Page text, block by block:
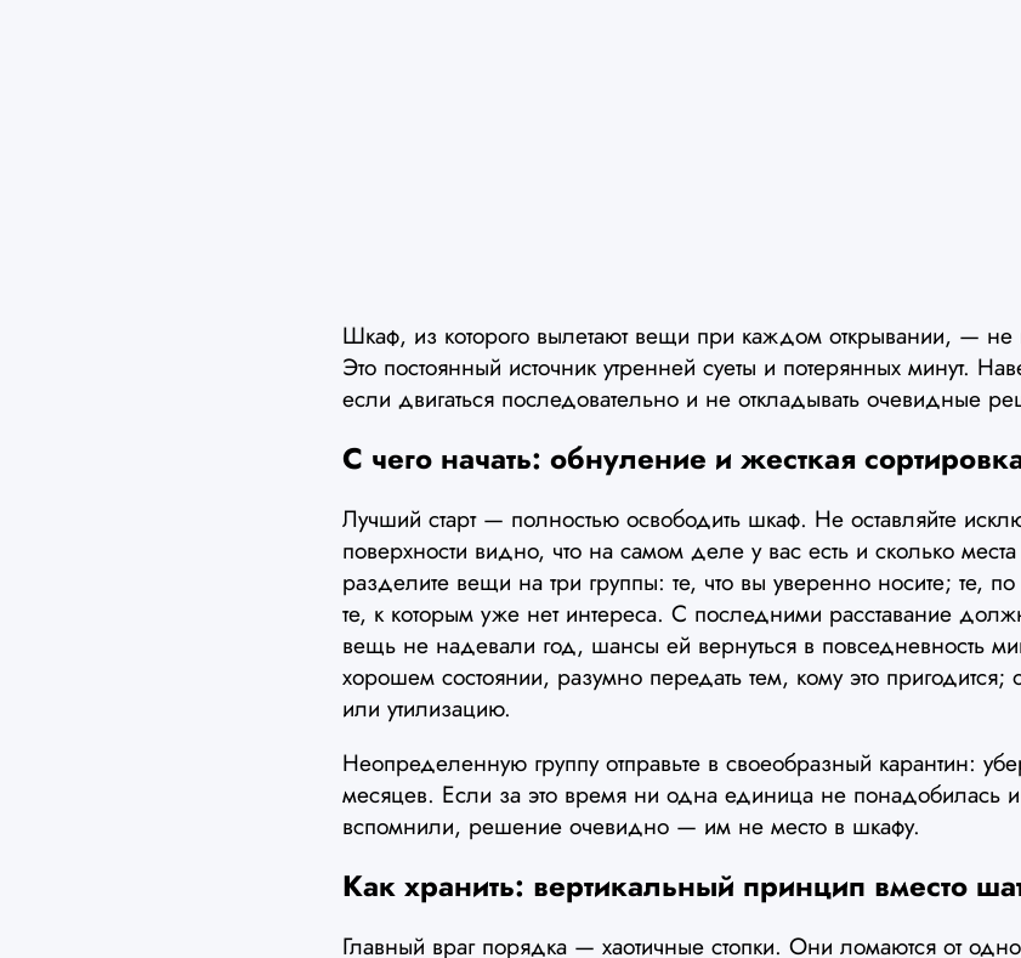
Шкаф, из которого вылетают вещи при каждом открывании, — не
Это постоянный источник утренней суеты и потерянных минут.
если двигаться последовательно и не откладывать очевидные
С чего начать: обнуление и жесткая
Лучший старт — полностью освободить шкаф. Не оставляйте
поверхности видно, что на самом деле у вас есть и сколько
разделите вещи на три группы: те, что вы уверенно носите; те,
те, к которым уже нет интереса. С последними расставание
вещь не надевали год, шансы ей вернуться в повседневность
хорошем состоянии, разумно передать тем, кому это пригодится;
или утилизацию.
Неопределенную группу отправьте в своеобразный карантин:
месяцев. Если за это время ни одна единица не понадобилась
вспомнили, решение очевидно — им не место в шкафу.
Как хранить: вертикальный принцип вместо
Главный враг порядка — хаотичные стопки. Они ломаются от